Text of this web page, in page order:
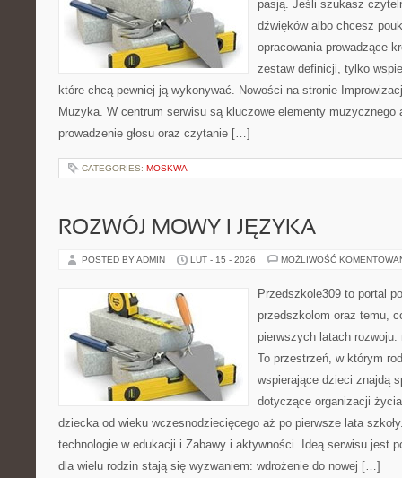
pasją. Jeśli szukasz
dźwięków albo chcesz
opracowania prowadzące
zestaw definicji, tylko
które chcą pewniej ją wykonywać. Nowości na stronie
Muzyka. W centrum serwisu są kluczowe elementy muzycznego
prowadzenie głosu oraz czytanie […]
CATEGORIES: MOSKWA
ROZWÓJ MOWY I JĘZYKA
POSTED BY ADMIN LUT - 15 - 2026 MOŻLIWOŚĆ
Przedszkole309 to portal
przedszkolom oraz temu,
pierwszych latach
To przestrzeń, w którym
wspierające dzieci znajdą
dotyczące organizacji
dziecka od wieku wczesnodziecięcego aż po pierwsze lata
technologie w edukacji i Zabawy i aktywności. Ideą serwisu jest
dla wielu rodzin stają się wyzwaniem: wdrożenie do nowej […]